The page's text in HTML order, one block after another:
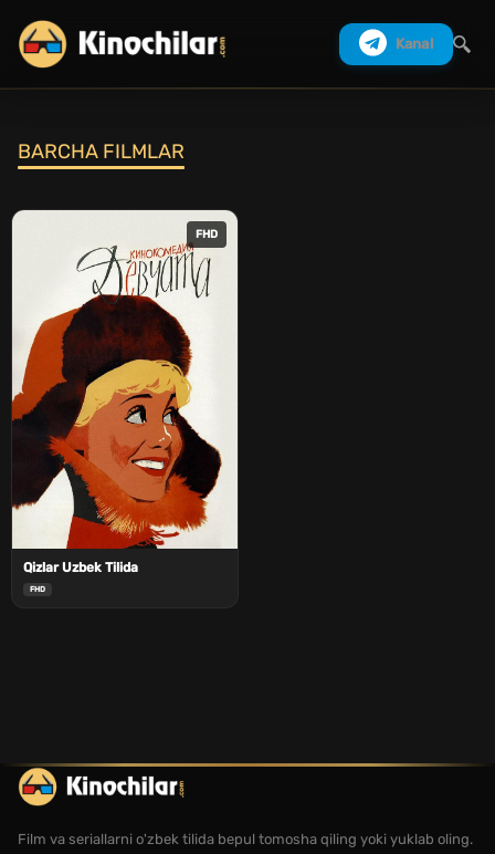
Kanal
BARCHA FILMLAR
FHD
Qizlar Uzbek Tilida
FHD
Film va seriallarni o'zbek tilida bepul tomosha qiling yoki yuklab oling.